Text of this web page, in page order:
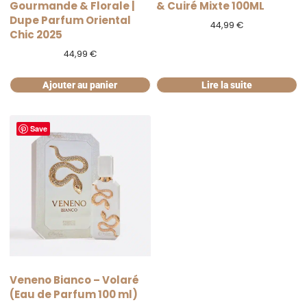
Gourmande & Florale |
Dupe Parfum Oriental
Chic 2025
44,99 €
Ajouter au panier
& Cuiré Mixte 100ML
44,99€
Lire la suite
Save
Veneno Bianco – Volaré
(Eau de Parfum 100 ml)